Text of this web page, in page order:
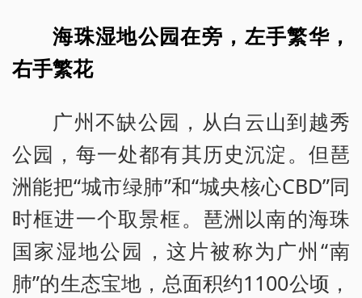
海珠湿地公园在旁，左手繁华，
右手繁花
广州不缺公园，从白云山到越秀
公园，每一处都有其历史沉淀。但琶
洲能把“城市绿肺”和“城央核心CBD”同
时框进一个取景框。琶洲以南的海珠
国家湿地公园，这片被称为广州“南
肺”的生态宝地，总面积约1100公顷，